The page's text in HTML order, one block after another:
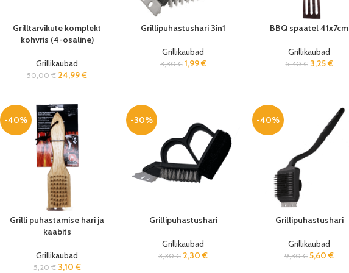
Grilltarvikute komplekt
kohvris (4-osaline)
Grillikaubad
50,00€ 24,99€
Grillipuhastushari 3in1
Grillikaubad
3,30€ 1,99€
BBQ spaatel 41x7cm
Grillikaubad
5,40€ 3,25€
-40%
Grilli puhastamise hari ja
kaabits
Grillikaubad
5,20€ 3,10 €
-30%
Grillipuhastushari
Grillikaubad
3,30€ 2,30 €
-40%
Grillipuhastushari
Grillikaubad
9,30€ 5,60 €